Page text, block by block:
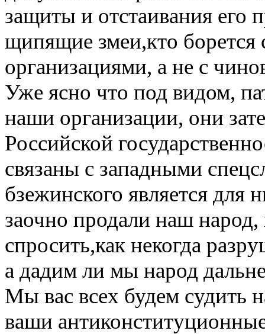
защиты и отстаивания его
щипящие змеи,кто борется
организациями, а не с
Уже ясно что под видом,
наши организации, они
Российской
связаны с западными
бзежинского является
заочно продали наш
спросить,как некогда
а дадим ли мы народ
Мы вас всех будем судить
ваши